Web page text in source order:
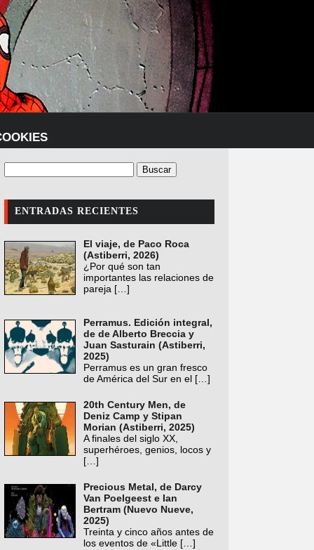
ENTRADAS RECIENTES
El viaje, de Paco Roca
(Astiberri, 2026)
¿Por qué son tan
importantes las relaciones de
pareja […]
Perramus. Edición integral,
de de Alberto Breccia y
Juan Sasturain (Astiberri,
2025)
Perramus es un gran fresco
de América del Sur en el […]
20th Century Men, de
Deniz Camp y Stipan
Morian (Astiberri, 2025)
A finales del siglo XX,
superhéroes, genios, locos y
[…]
Precious Metal, de Darcy
Van Poelgeest e Ian
Bertram (Nuevo Nueve,
2025)
Treinta y cinco años antes de
los eventos de «Little […]